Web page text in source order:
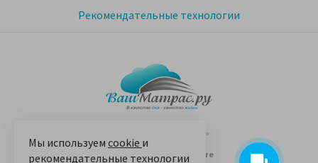
© 2005-2026 «Ваш матрас»
14 лет на Яндекс.Маркете
Рекомендательные технологии
Мы используем cookie и
рекомендательные технологии